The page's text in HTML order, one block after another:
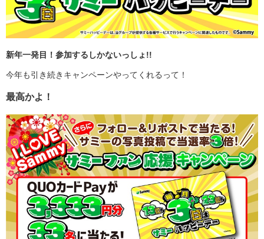
新年一発目！参加するしかないっしょ!!
今年も引き続きキャンペーンやってくれるって！
最高かよ！